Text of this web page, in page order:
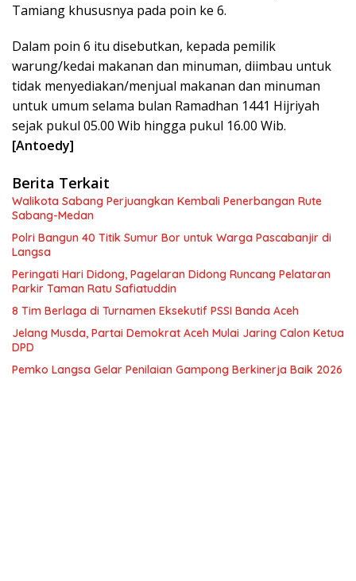
Tamiang khususnya pada poin ke 6.
Dalam poin 6 itu disebutkan, kepada pemilik
warung/kedai makanan dan minuman, diimbau untuk
tidak menyediakan/menjual makanan dan minuman
untuk umum selama bulan Ramadhan 1441 Hijriyah
sejak pukul 05.00 Wib hingga pukul 16.00 Wib.
[Antoedy]
Berita Terkait
Walikota Sabang Perjuangkan Kembali Penerbangan Rute
Sabang-Medan
Polri Bangun 40 Titik Sumur Bor untuk Warga Pascabanjir di
Langsa
Peringati Hari Didong, Pagelaran Didong Runcang Pelataran
Parkir Taman Ratu Safiatuddin
8 Tim Berlaga di Turnamen Eksekutif PSSI Banda Aceh
Jelang Musda, Partai Demokrat Aceh Mulai Jaring Calon Ketua
DPD
Pemko Langsa Gelar Penilaian Gampong Berkinerja Baik 2026